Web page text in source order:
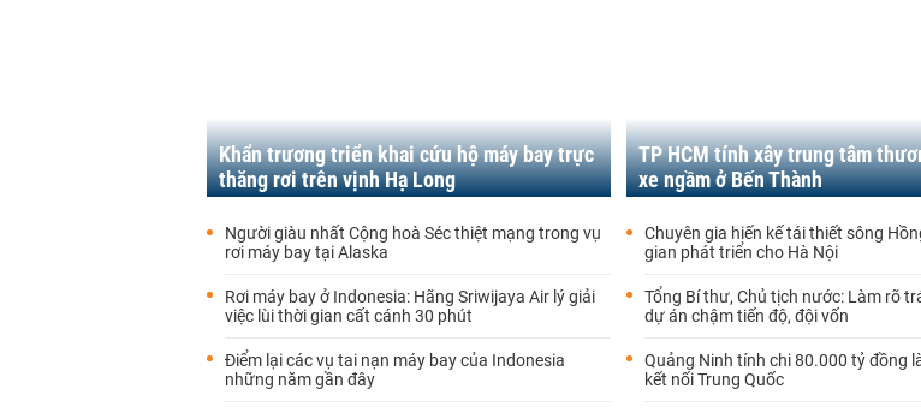
Khẩn trương triển khai cứu hộ máy bay trực
thăng rơi trên vịnh Hạ Long
Người giàu nhất Cộng hoà Séc thiệt mạng trong vụ
rơi máy bay tại Alaska
Rơi máy bay ở Indonesia: Hãng Sriwijaya Air lý giải
việc ​lùi thời gian cất cánh 30 phút
Điểm lại các vụ tai nạn máy bay của Indonesia
những năm gần đây
TP HCM tính xây trung tâm
xe ngầm ở Bến Thành
Chuyên gia hiến kế tái thiết sông
gian phát triển cho Hà Nội
Tổng Bí thư, Chủ tịch nước: Làm rõ
dự án chậm tiến độ, đội vốn
Quảng Ninh tính chi 80.000 tỷ đồng
kết nối Trung Quốc